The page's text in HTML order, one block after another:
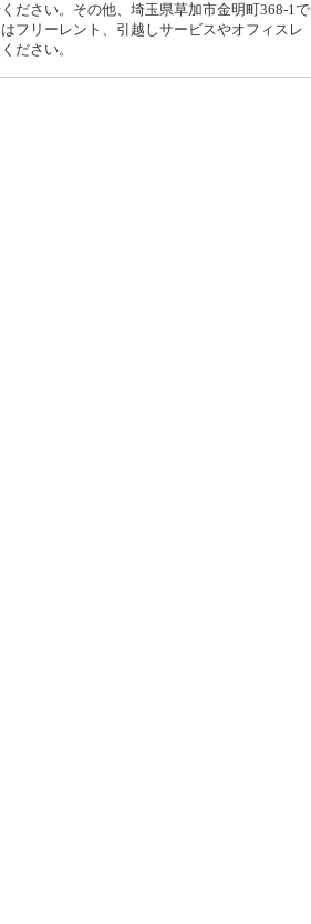
ださい。その他、埼玉県草加市金明町368-1で
フリーレント、引越しサービスやオフィスレ
ださい。